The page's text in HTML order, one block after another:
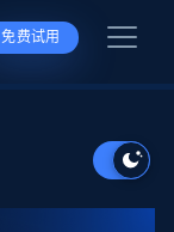
免费试用